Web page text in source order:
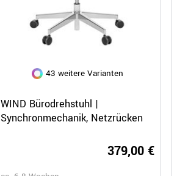
43 weitere Varianten
WIND Bürodrehstuhl |
Synchronmechanik, Netzrücken
379,00 €